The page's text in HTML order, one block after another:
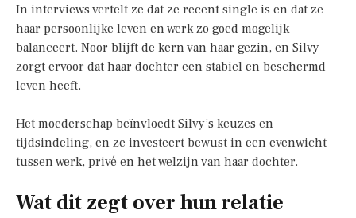
In interviews vertelt ze dat ze recent single is en dat ze
haar persoonlijke leven en werk zo goed mogelijk
balanceert. Noor blijft de kern van haar gezin, en Silvy
zorgt ervoor dat haar dochter een stabiel en beschermd
leven heeft.
Het moederschap beïnvloedt Silvy’s keuzes en
tijdsindeling, en ze investeert bewust in een evenwicht
tussen werk, privé en het welzijn van haar dochter.
Wat dit zegt over hun relatie